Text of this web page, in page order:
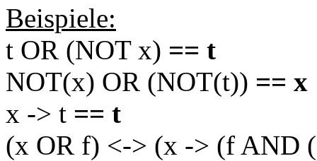
Beispiele:
t OR (NOT x) == t
NOT(x) OR (NOT(t)) == x
x -> t == t
(x OR f) <-> (x -> (f AND